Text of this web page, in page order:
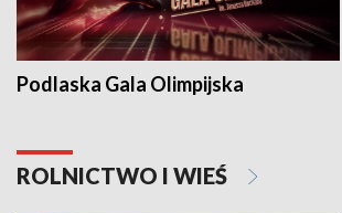
Podlaska Gala Olimpijska
ROLNICTWO I WIEŚ